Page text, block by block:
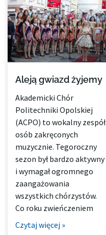
Aleją gwiazd żyjemy
Akademicki Chór
Politechniki Opolskiej
(ACPO) to wokalny zespół
osób zakręconych
muzycznie. Tegoroczny
sezon był bardzo aktywny
i wymagał ogromnego
zaangażowania
wszystkich chórzystów.
Co roku zwieńczeniem
Czytaj więcej »